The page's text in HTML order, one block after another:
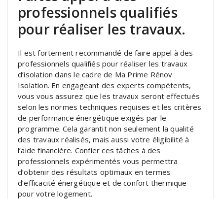
professionnels qualifiés
pour réaliser les travaux.
Il est fortement recommandé de faire appel à des
professionnels qualifiés pour réaliser les travaux
d’isolation dans le cadre de Ma Prime Rénov
Isolation. En engageant des experts compétents,
vous vous assurez que les travaux seront effectués
selon les normes techniques requises et les critères
de performance énergétique exigés par le
programme. Cela garantit non seulement la qualité
des travaux réalisés, mais aussi votre éligibilité à
l’aide financière. Confier ces tâches à des
professionnels expérimentés vous permettra
d’obtenir des résultats optimaux en termes
d’efficacité énergétique et de confort thermique
pour votre logement.